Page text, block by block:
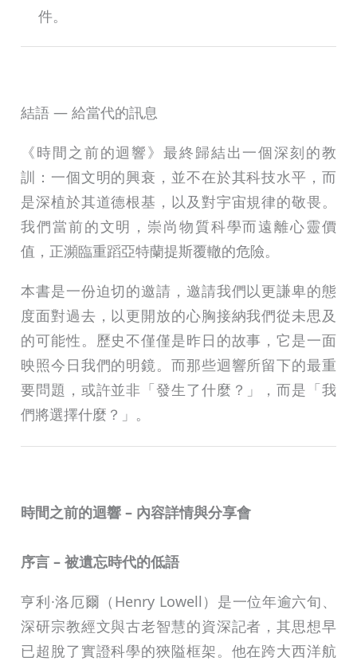
件。
結語 ― 給當代的訊息
《時間之前的迴響》最終歸結出一個深刻的教
訓：一個文明的興衰，並不在於其科技水平，而
是深植於其道德根基，以及對宇宙規律的敬畏。
我們當前的文明，崇尚物質科學而遠離心靈價
值，正瀕臨重蹈亞特蘭提斯覆轍的危險。
本書是一份迫切的邀請，邀請我們以更謙卑的態
度面對過去，以更開放的心胸接納我們從未思及
的可能性。歷史不僅僅是昨日的故事，它是一面
映照今日我們的明鏡。而那些迴響所留下的最重
要問題，或許並非「發生了什麼？」，而是「我
們將選擇什麼？」。
時間之前的迴響 – 內容詳情與分享會
序言 – 被遺忘時代的低語
亨利·洛厄爾（Henry Lowell）是一位年逾六旬、
深研宗教經文與古老智慧的資深記者，其思想早
已超脫了實證科學的狹隘框架。他在跨大西洋航